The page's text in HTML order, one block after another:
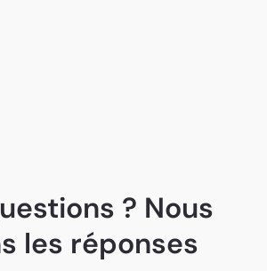
? Nous
les réponses